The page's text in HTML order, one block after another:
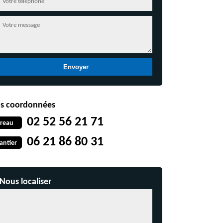
coordonnées
02 52 56 21 71
06 21 86 80 31
Nous localiser